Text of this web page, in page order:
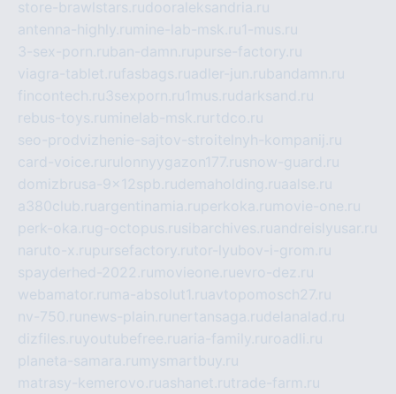
store-brawlstars.rudooraleksandria.ru
antenna-highly.ru mine-lab-msk.ru1-mus.ru
3-sex-porn.ruban-damn.rupurse-factory.ru
viagra-tablet.rufasbags.ruadler-jun.rubandamn.ru
fincontech.ru3sexporn.ru1mus.rudarksand.ru
rebus-toys.ru minelab-msk.ru rtdco.ru
seo-prodvizhenie-sajtov-stroitelnyh-kompanij.ru
card-voice.ru rulonnyygazon177.rusnow-guard.ru
domizbrusa-9x12spb.rudemaholding.ruaalse.ru
a380club.ruargentinamia.ruperkoka.ru movie-one.ru
perk-oka.rug-octopus.rusibarchives.ruandreislyusar.ru
naruto-x.rupursefactory.rutor-lyubov-i-grom.ru
spayderhed-2022.ru movieone.ruevro-dez.ru
webamator.ru ma-absolut1.ruavtopomosch27.ru
nv-750.ru news-plain.ru nertansaga.rudelanalad.ru
dizfiles.ruyoutubefree.ruaria-family.ru roadli.ru
planeta-samara.ru mysmartbuy.ru
matrasy-kemerovo.ruashanet.rutrade-farm.ru